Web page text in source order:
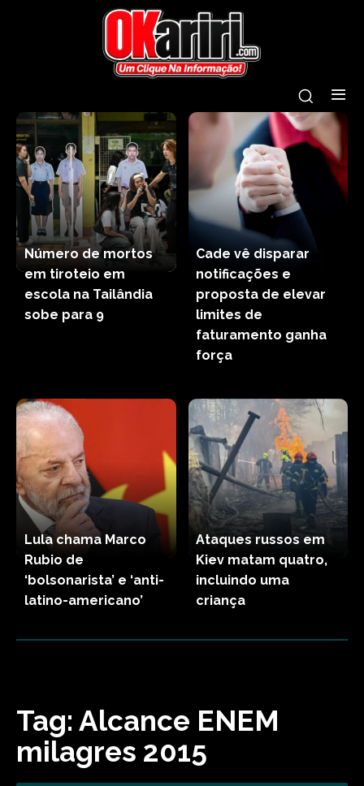
Número de mortos
em tiroteio em
escola na Tailândia
sobe para 9
Cade vê disparar
notificações e
proposta de elevar
limites de
faturamento ganha
força
Lula chama Marco
Rubio de
‘bolsonarista’ e ‘anti-
latino-americano’
Ataques russos em
Kiev matam quatro,
incluindo uma
criança
Tag: Alcance ENEM
milagres 2015